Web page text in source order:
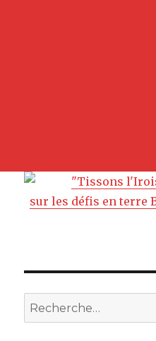
"Tissons
sur les défis en terre
Recherche
pour